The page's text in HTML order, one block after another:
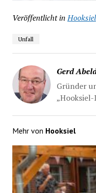
Veröffentlicht in Hooksiel
Unfall
Gerd
Gründer
„Hooksiel-
Mehr von Hooksiel